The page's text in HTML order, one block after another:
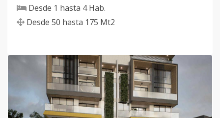
Desde 1 hasta 4Hab.
Desde 50 hasta 175 Mt2